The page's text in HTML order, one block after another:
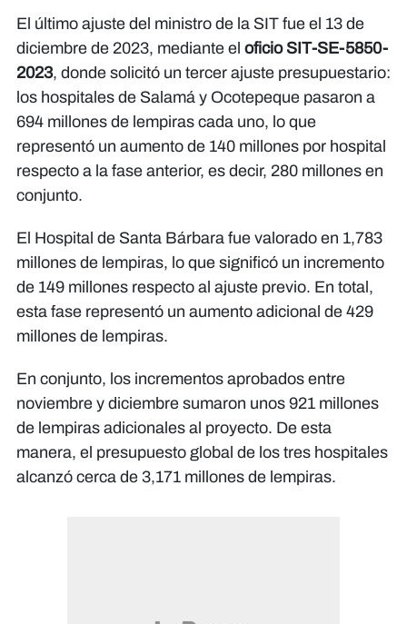
El último ajuste del ministro de la SIT fue el 13 de
diciembre de 2023, mediante el oficio SIT-SE-5850-
2023, donde solicitó un tercer ajuste presupuestario:
los hospitales de Salamá y Ocotepeque pasaron a
694 millones de lempiras cada uno, lo que
representó un aumento de 140 millones por hospital
respecto a la fase anterior, es decir, 280 millones en
conjunto.
El Hospital de Santa Bárbara fue valorado en 1,783
millones de lempiras, lo que significó un incremento
de 149 millones respecto al ajuste previo. En total,
esta fase representó un aumento adicional de 429
millones de lempiras.
En conjunto, los incrementos aprobados entre
noviembre y diciembre sumaron unos 921 millones
de lempiras adicionales al proyecto. De esta
manera, el presupuesto global de los tres hospitales
alcanzó cerca de 3,171 millones de lempiras.